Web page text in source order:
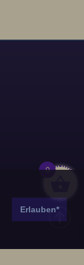
0
Erlauben*